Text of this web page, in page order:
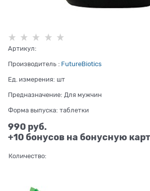
Артикул:
Производитель : FutureBiotics
Ед. измерения: шт
Предназначение: Для мужчин
Форма выпуска: таблетки
990 руб.
+10 бонусов на бонусную
Количество: